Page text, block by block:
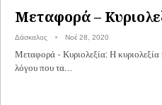
Μεταφορά –
Δάσκαλος Νοέ 28, 2020
Μεταφορά - Κυριολεξία: Η
λόγου που τα…